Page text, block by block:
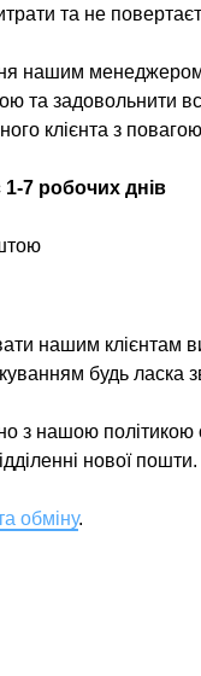
та не
нашим
та задовольнити
клієнта з
7 робочих днів
нашим клієнтам
будь
з нашою
нової
обміну.